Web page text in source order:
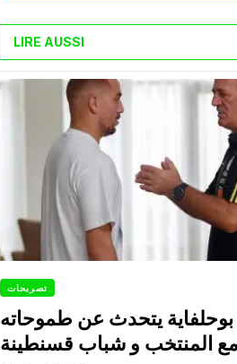
LIRE AUSSI
تصريحات
يتحدث عن طموحاته
مع المنتخب و شباب قسنطينة